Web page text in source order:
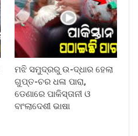
ମଝି ସମୁଦ୍ରରୁ ଉ-ଦ୍ଧାର ହେଲା
ଗୁପ୍ତ-ଚର ଧଳା ପାରା,
ଡେଣାରେ ପାକିସ୍ତାନୀ ଓ
ବାଂଲାଦେଶୀ ଭାଷା